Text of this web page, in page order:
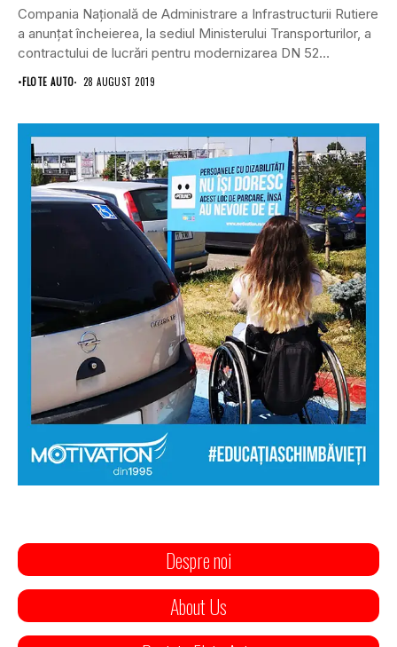
Compania Naţională de Administrare a Infrastructurii Rutiere
a anunţat încheierea, la sediul Ministerului Transporturilor, a
contractului de lucrări pentru modernizarea DN 52
Alexandria...
•FLOTE AUTO 28 AUGUST 2019
Despre noi
About Us